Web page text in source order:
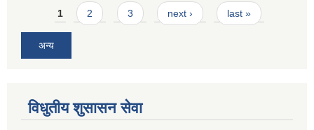
Pages
1 2 3 next › last »
अन्य
विधुतीय शुसासन सेवा